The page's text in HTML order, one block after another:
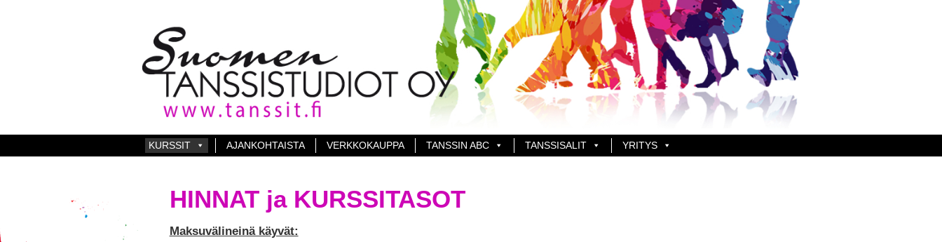
KURSSIT AJANKOHTAISTA VERKKOKAUPPA TANSSIN ABC TANSSISALIT YRITYS
HINNAT ja KURSSITASOT
Maksuvälineinä käyvät: